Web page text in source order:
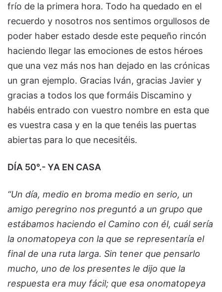
frío de la primera hora. Todo ha quedado en el
recuerdo y nosotros nos sentimos orgullosos de
poder haber estado desde este pequeño rincón
haciendo llegar las emociones de estos héroes
que una vez más nos han dejado en las crónicas
un gran ejemplo. Gracias Iván, gracias Javier y
gracias a todos los que formáis Discamino y
habéis entrado con vuestro nombre en esta que
es vuestra casa y en la que tenéis las puertas
abiertas para lo que necesitéis.
DÍA 50°.- YA EN CASA
“Un día, medio en broma medio en serio, un
amigo peregrino nos preguntó a un grupo que
estábamos haciendo el Camino con él, cuál sería
la onomatopeya con la que se representaría el
final de una ruta larga. Sin tener que pensarlo
mucho, uno de los presentes le dijo que la
respuesta era muy fácil; que esa onomatopeya